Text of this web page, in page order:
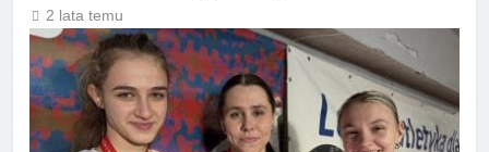
2 lata temu